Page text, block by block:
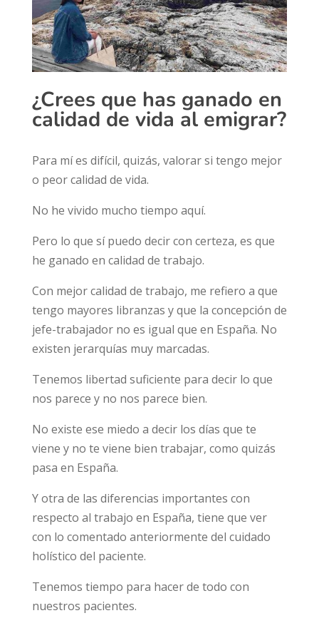
¿Crees que has ganado en
calidad de vida al emigrar?
Para mí es difícil, quizás, valorar si tengo mejor
o peor calidad de vida.
No he vivido mucho tiempo aquí.
Pero lo que sí puedo decir con certeza, es que
he ganado en calidad de trabajo.
Con mejor calidad de trabajo, me refiero a que
tengo mayores libranzas y que la concepción de
jefe-trabajador no es igual que en España. No
existen jerarquías muy marcadas.
Tenemos libertad suficiente para decir lo que
nos parece y no nos parece bien.
No existe ese miedo a decir los días que te
viene y no te viene bien trabajar, como quizás
pasa en España.
Y otra de las diferencias importantes con
respecto al trabajo en España, tiene que ver
con lo comentado anteriormente del cuidado
holístico del paciente.
Tenemos tiempo para hacer de todo con
nuestros pacientes.